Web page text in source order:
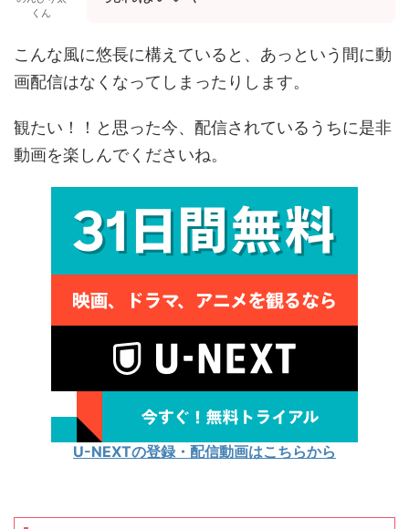
くん
こんな風に悠長に構えていると、あっという間に動
画配信はなくなってしまったりします。
観たい！！と思った今、配信されているうちに是非
動画を楽しんでくださいね。
U-NEXTの登録・配信動画はこちらから